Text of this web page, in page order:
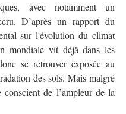
avec notamment un
D’après un rapport du
sur l'évolution du climat
mondiale vit déjà dans les
se retrouver exposée au
des sols. Mais malgré
conscient de l’ampleur de la